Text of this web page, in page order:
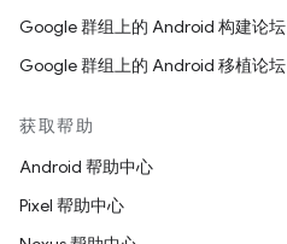
Google 群组上的 Android 构建论坛
Google 群组上的 Android 移植论坛
获取帮助
Android 帮助中心
Pixel 帮助中心